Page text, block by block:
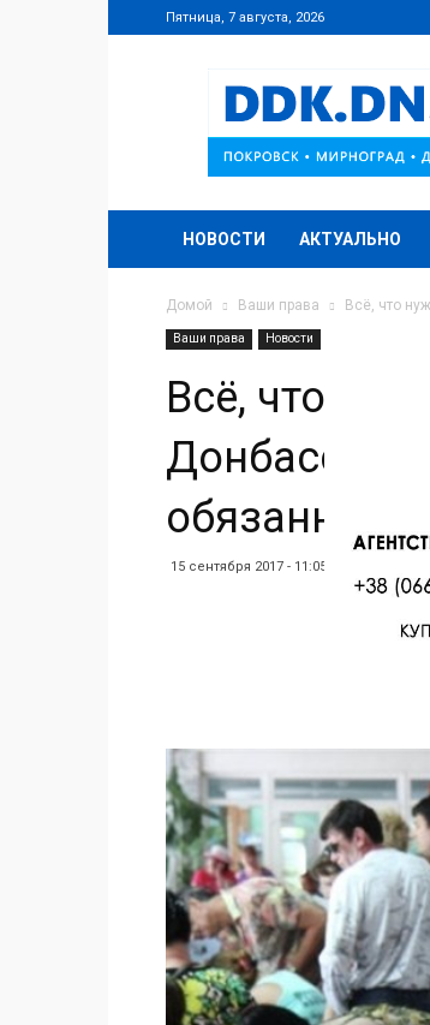
Пятница, 7 августа, 2026
DDK.DN.UA
НОВОСТИ АКТУАЛЬНО
Домой Ваши права Всё, что
Ваши права Новости
Всё, что
Донбасса о
обязанностях
15 сентября 2017 - 11:05